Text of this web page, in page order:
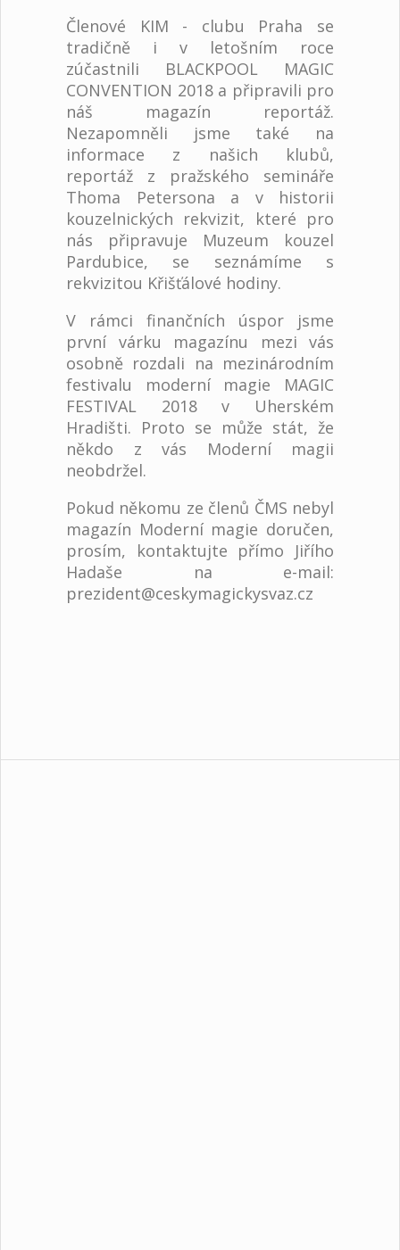
Členové KIM - clubu Praha se
tradičně i v letošním roce
zúčastnili BLACKPOOL MAGIC
CONVENTION 2018 a připravili pro
náš magazín reportáž.
Nezapomněli jsme také na
informace z našich klubů,
reportáž z pražského semináře
Thoma Petersona a v historii
kouzelnických rekvizit, které pro
nás připravuje Muzeum kouzel
Pardubice, se seznámíme s
rekvizitou Křišťálové hodiny.
V rámci finančních úspor jsme
první várku magazínu mezi vás
osobně rozdali na mezinárodním
festivalu moderní magie MAGIC
FESTIVAL 2018 v Uherském
Hradišti. Proto se může stát, že
někdo z vás Moderní magii
neobdržel.
Pokud někomu ze členů ČMS nebyl
magazín Moderní magie doručen,
prosím, kontaktujte přímo Jiřího
Hadaše na e-mail:
prezident@ceskymagickysvaz.cz